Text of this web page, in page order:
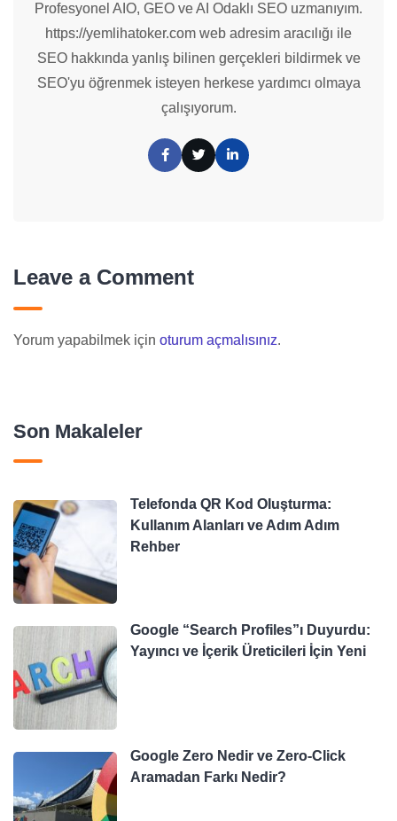
Profesyonel AIO, GEO ve AI Odaklı SEO uzmanıyım.
https://yemlihatoker.com web adresim aracılığı ile
SEO hakkında yanlış bilinen gerçekleri bildirmek ve
SEO'yu öğrenmek isteyen herkese yardımcı olmaya
çalışıyorum.
Leave a Comment
Yorum yapabilmek için oturum açmalısınız.
Son Makaleler
Telefonda QR Kod Oluşturma:
Kullanım Alanları ve Adım Adım
Rehber
Google “Search Profiles”ı Duyurdu:
Yayıncı ve İçerik Üreticileri İçin Yeni
Google Zero Nedir ve Zero-Click
Aramadan Farkı Nedir?